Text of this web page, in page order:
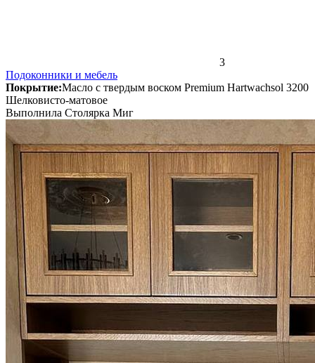
3
Подоконники и мебель
Покрытие:Масло с твердым воском Premium Hartwachsol 3200
Шелковисто-матовое
Выполнила Столярка Миг